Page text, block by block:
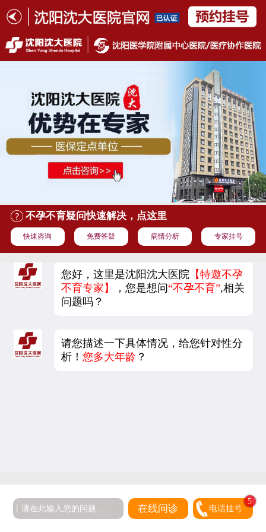
不孕不育疑问快速解决，点这里
快速咨询 免费答疑 病情分析 专家挂号
您好，这里是沈阳沈大医院 【特邀不孕
不育专家】
，您是想问“不孕不育”,相关
问题吗？
请您描述一下具体情况，给您针对性分
析！您多大年龄 ？
在线问诊 电话挂号